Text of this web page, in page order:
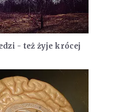
- też żyje krócej